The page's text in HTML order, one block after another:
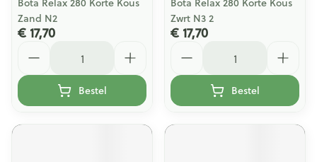
Bota Relax 280 Korte Kous
Zand N2
€ 17,70
Bestel
Bota Relax 280 Korte Kous
Zwrt N3 2
€ 17,70
Bestel